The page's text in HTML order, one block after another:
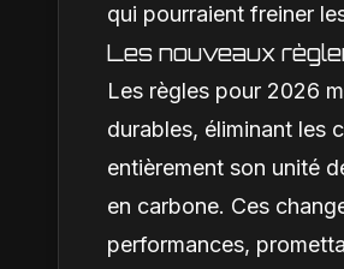
qui pourraient freiner
Les nouveaux
Les règles pour 2026
durables, éliminant les
entièrement son unité
en carbone. Ces
performances,